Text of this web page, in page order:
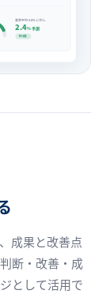
業界平均 0.8% に対し
2.4% 予測
約3倍
成果と改善点
断・改善・成
として活用で